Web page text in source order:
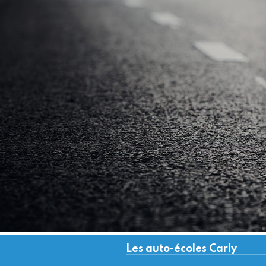
Les auto-écoles Carly